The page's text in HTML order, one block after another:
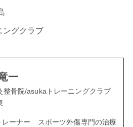
ングクラブ
一
整骨院/asukaトレーニングクラブ
ーナー スポーツ外傷専門の治療